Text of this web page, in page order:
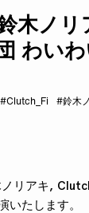
木ノ
わい
#Clutch_Fi #鈴木
ノリアキ,
いたします。